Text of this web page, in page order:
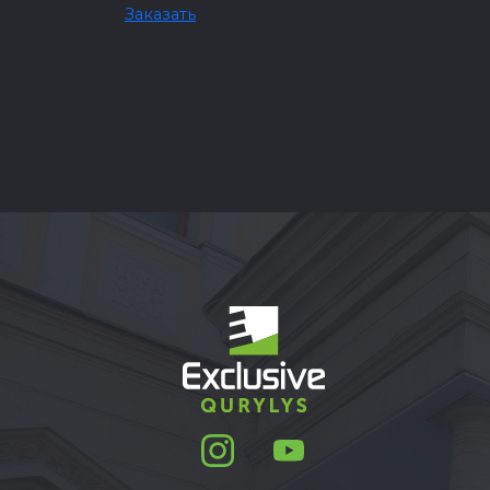
Заказать